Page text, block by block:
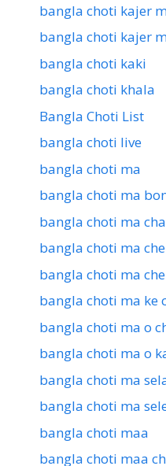
bangla choti kajer
bangla choti kajer
bangla choti kaki
bangla choti khala
Bangla Choti List
bangla choti live
bangla choti ma
bangla choti ma
bangla choti ma
bangla choti ma
bangla choti ma
bangla choti ma ke
bangla choti ma o
bangla choti ma o
bangla choti ma
bangla choti ma
bangla choti maa
bangla choti maa